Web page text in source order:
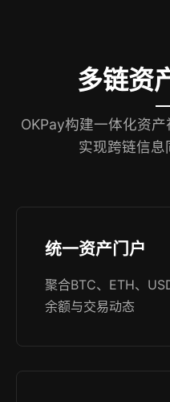
多链资
OKPay构建一体化资产
实现跨链信
统一资产门户
聚合BTC、ETH、
余额与交易动态